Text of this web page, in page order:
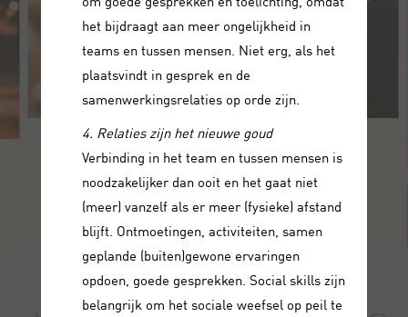
het bijdraagt aan meer ongelijkheid in
teams en tussen mensen. Niet erg, als het
plaatsvindt in gesprek en de
samenwerkingsrelaties op orde zijn.
4. Relaties zijn het nieuwe goud
Verbinding in het team en tussen mensen is
noodzakelijker dan ooit en het gaat niet
(meer) vanzelf als er meer (fysieke) afstand
blijft. Ontmoetingen, activiteiten, samen
geplande (buiten)gewone ervaringen
opdoen, goede gesprekken. Social skills zijn
belangrijk om het sociale weefsel op peil te